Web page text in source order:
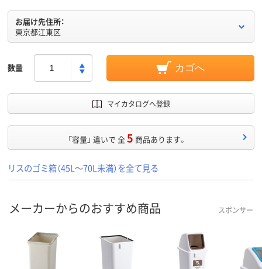
お届け先住所：
東京都江東区
数量 カゴへ
マイカタログへ登録
「容量」 違いで 全5 商品あります。
リスのゴミ箱（45L～70L未満）を全て見る
メーカーからのおすすめ商品 スポンサー